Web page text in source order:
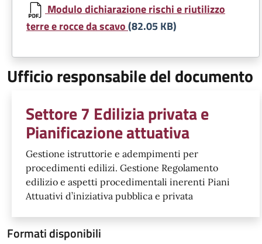
Modulo dichiarazione rischi e riutilizzo
terre e rocce da scavo(82.05 KB)
Ufficio responsabile del documento
Settore 7 Edilizia privata e
Pianificazione attuativa
Gestione istruttorie e adempimenti per
procedimenti edilizi. Gestione Regolamento
edilizio e aspetti procedimentali inerenti Piani
Attuativi d’iniziativa pubblica e privata
Formati disponibili